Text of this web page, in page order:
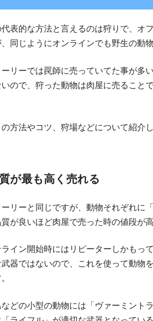
表的な方法と言えるのは狩りで、オ
同じようにオンラインでも野生の動
リーでは罠師に売っていてた事が多
ので、狩った動物は肉屋に売ること
方法やコツ、狩場などについて紹介し
が最も高く売れる
リーと同じですが、動物それぞれに
が良いほど肉屋で売った時の値段が
イン開始時にはリピーターしかもっ
武器ではないので、これを使って動物
どの小型の動物には「ヴァーミント